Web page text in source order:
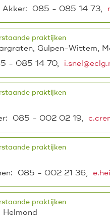
Akker: 085 - 085 14 73,
praktijken
Gulpen-Wittem,
- 085 14 70,
praktijken
085 - 002 02 19,
praktijken
085 - 002 21 36,
praktijken